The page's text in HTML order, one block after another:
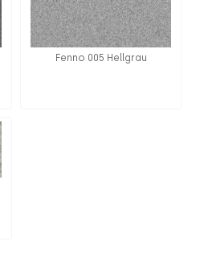
Fenno 005 Hellgrau